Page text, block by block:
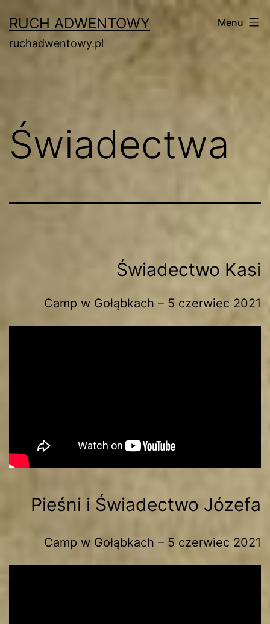
do
treści
RUCH ADWENTOWY
ruchadwentowy.pl
Menu
Świadectwa
Świadectwo Kasi
Camp w Gołąbkach – 5 czerwiec 2021
Pieśni i Świadectwo Józefa
Camp w Gołąbkach – 5 czerwiec 2021